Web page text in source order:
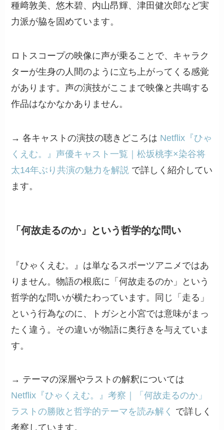
種﨑敦美、悠木碧、内山昂輝、津田健次郎など実
力派が脇を固めています。
ロトスコープの映像に声が乗ることで、キャラク
ターが生身の人間のように立ち上がってくる感覚
があります。声の演技がここまで映像と共鳴する
作品はなかなかありません。
→ 各キャストの演技の聴きどころは Netflix『ひゃ
くえむ。』声優キャスト一覧｜松坂桃李×染谷将
太14年ぶり共演の魅力を解説 で詳しく紹介してい
ます。
「何故走るのか」という哲学的な問い
『ひゃくえむ。』は単なるスポーツアニメではあ
りません。物語の根底に「何故走るのか」という
哲学的な問いが横たわっています。同じ「走る」
という行為なのに、トガシと小宮では意味がまっ
たく違う。その違いが物語に奥行きを与えていま
す。
→ テーマの深層やラストの解釈については
Netflix『ひゃくえむ。』考察｜「何故走るのか」
ラストの勝敗と哲学的テーマを読み解く で詳しく
考察しています。